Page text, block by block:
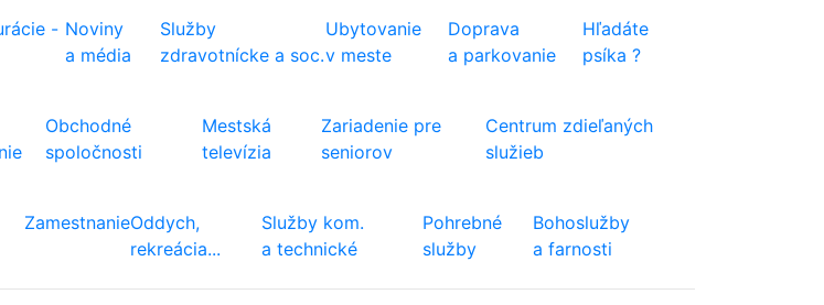
- Noviny
a média
Služby
zdravotnícke a soc.
Ubytovanie
v meste
Doprava
a parkovanie
Hľadáte
psíka ?
Obchodné
spoločnosti
Mestská
televízia
Zariadenie pre
seniorov
Centrum zdieľaných
služieb
ZamestnanieOddych,
rekreácia...
Služby kom.
a technické
Pohrebné
služby
Bohoslužby
a farnosti